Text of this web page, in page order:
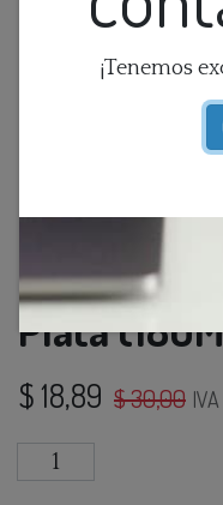
¡Tenemos
Lamp.
Plata
$ 18,89 $30,00